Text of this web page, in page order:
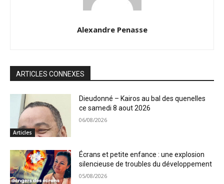
Alexandre Penasse
ARTICLES CONNEXES
Articles
Dieudonné – Kairos au bal des quenelles
ce samedi 8 aout 2026
06/08/2026
Écrans et petite enfance : une explosion
silencieuse de troubles du développement
05/08/2026